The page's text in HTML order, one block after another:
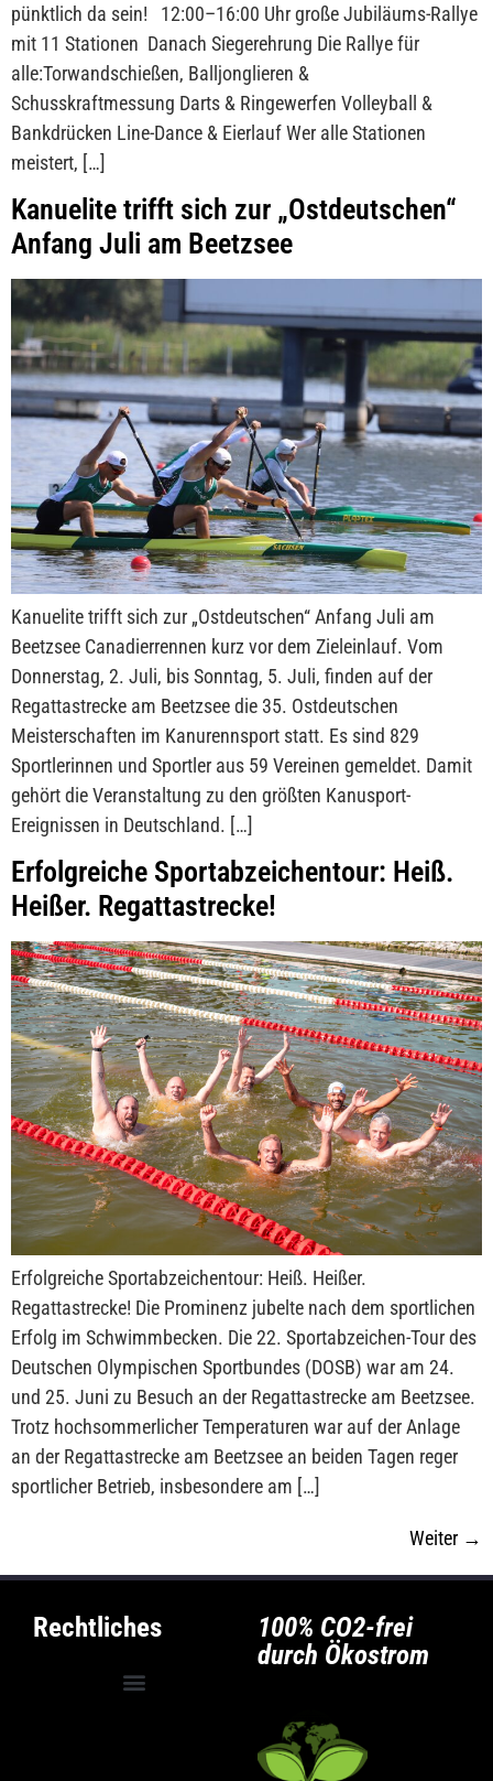
pünktlich da sein! 12:00–16:00 Uhr große Jubiläums-Rallye
mit 11 Stationen Danach Siegerehrung Die Rallye für
alle:Torwandschießen, Balljonglieren &
Schusskraftmessung Darts & Ringewerfen Volleyball &
Bankdrücken Line-Dance & Eierlauf Wer alle Stationen
meistert, […]
Kanuelite trifft sich zur „Ostdeutschen“
Anfang Juli am Beetzsee
Kanuelite trifft sich zur „Ostdeutschen“ Anfang Juli am
Beetzsee Canadierrennen kurz vor dem Zieleinlauf. Vom
Donnerstag, 2. Juli, bis Sonntag, 5. Juli, finden auf der
Regattastrecke am Beetzsee die 35. Ostdeutschen
Meisterschaften im Kanurennsport statt. Es sind 829
Sportlerinnen und Sportler aus 59 Vereinen gemeldet. Damit
gehört die Veranstaltung zu den größten Kanusport-
Ereignissen in Deutschland. […]
Erfolgreiche Sportabzeichentour: Heiß.
Heißer. Regattastrecke!
Erfolgreiche Sportabzeichentour: Heiß. Heißer.
Regattastrecke! Die Prominenz jubelte nach dem sportlichen
Erfolg im Schwimmbecken. Die 22. Sportabzeichen-Tour des
Deutschen Olympischen Sportbundes (DOSB) war am 24.
und 25. Juni zu Besuch an der Regattastrecke am Beetzsee.
Trotz hochsommerlicher Temperaturen war auf der Anlage
an der Regattastrecke am Beetzsee an beiden Tagen reger
sportlicher Betrieb, insbesondere am […]
Weiter →
Rechtliches
100% CO2-frei
durch Ökostrom